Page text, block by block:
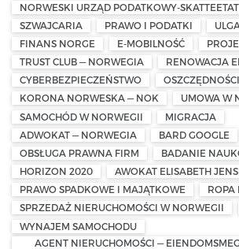
NORWESKI URZĄD PODATKOWY-
SZWAJCARIA
PRAWO I PODATKI
FINANS NORGE
E-MOBILNOŚĆ
TRUST CLUB — NORWEGIA
RENOWACJA
CYBERBEZPIECZEŃSTWO
OSZCZĘDNOŚCI
KORONA NORWESKA — NOK
UMOWA W
SAMOCHÓD W NORWEGII
MIGRACJA
ADWOKAT — NORWEGIA
BARD GOOGLE
OBSŁUGA PRAWNA FIRM
BADANIE
HORIZON 2020
AWOKAT ELISABETH
PRAWO SPADKOWE I MAJĄTKOWE
ROPA
SPRZEDAŻ NIERUCHOMOŚCI W NORWEGII
WYNAJEM SAMOCHODU
AGENT NIERUCHOMOŚCI —